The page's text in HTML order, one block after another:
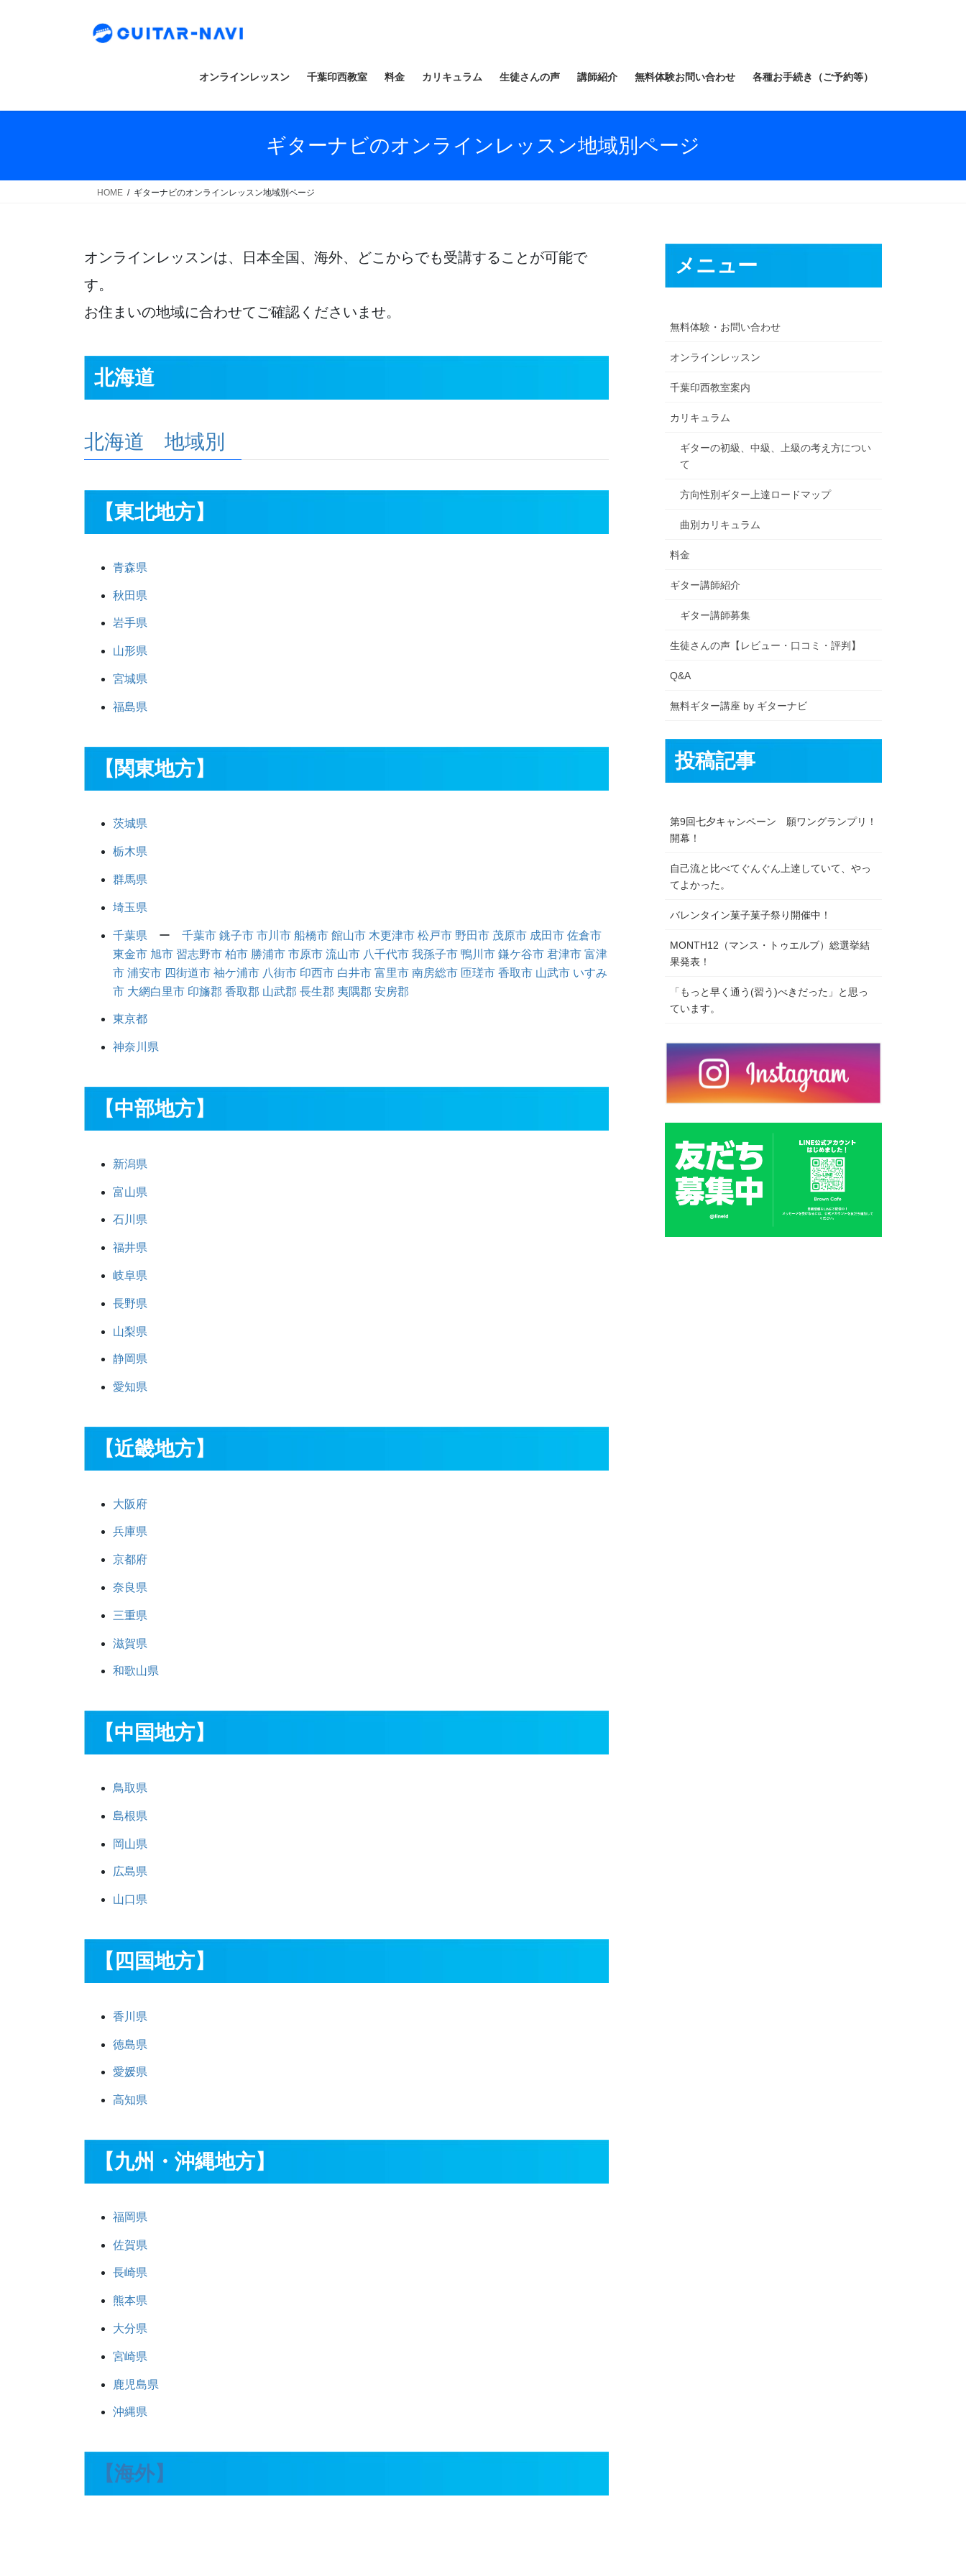
オンラインレッスン 千葉印西教室 料金 カリキュラム 生徒さんの声 講師紹介 無料体験お問い合わせ 各種お手続き（ご予約等）
ギターナビのオンラインレッスン地域別ページ
HOME ギターナビのオンラインレッスン地域別ページ
オンラインレッスンは、日本全国、海外、どこからでも受講することが可能で
す。
お住まいの地域に合わせてご確認くださいませ。
北海道
北海道 地域別
【東北地方】
青森県
秋田県
岩手県
山形県
宮城県
福島県
【関東地方】
茨城県
栃木県
群馬県
埼玉県
千葉県 ー 千葉市 銚子市 市川市 船橋市 館山市 木更津市 松戸市 野田市 茂原市 成田市 佐倉市
東金市 旭市 習志野市 柏市 勝浦市 市原市 流山市 八千代市 我孫子市 鴨川市 鎌ケ谷市 君津市 富津
市 浦安市 四街道市 袖ケ浦市 八街市 印西市 白井市 富里市 南房総市 匝瑳市 香取市 山武市 いすみ
市 大網白里市 印旛郡 香取郡 山武郡 長生郡 夷隅郡 安房郡
東京都
神奈川県
【中部地方】
新潟県
富山県
石川県
福井県
岐阜県
長野県
山梨県
静岡県
愛知県
【近畿地方】
大阪府
兵庫県
京都府
奈良県
三重県
滋賀県
和歌山県
【中国地方】
鳥取県
島根県
岡山県
広島県
山口県
【四国地方】
香川県
徳島県
愛媛県
高知県
【九州・沖縄地方】
福岡県
佐賀県
長崎県
熊本県
大分県
宮崎県
鹿児島県
沖縄県
【海外】
メニュー
無料体験・お問い合わせ
オンラインレッスン
千葉印西教室案内
カリキュラム
ギターの初級、中級、上級の考え方につい
て
方向性別ギター上達ロードマップ
曲別カリキュラム
料金
ギター講師紹介
ギター講師募集
生徒さんの声【レビュー・口コミ・評判】
Q&A
無料ギター講座 by ギターナビ
投稿記事
第9回七夕キャンペーン 願ワングランプリ！
開幕！
自己流と比べてぐんぐん上達していて、やっ
てよかった。
バレンタイン菓子菓子祭り開催中！
MONTH12（マンス・トゥエルブ）総選挙結
果発表！
「もっと早く通う(習う)べきだった」と思っ
ています。